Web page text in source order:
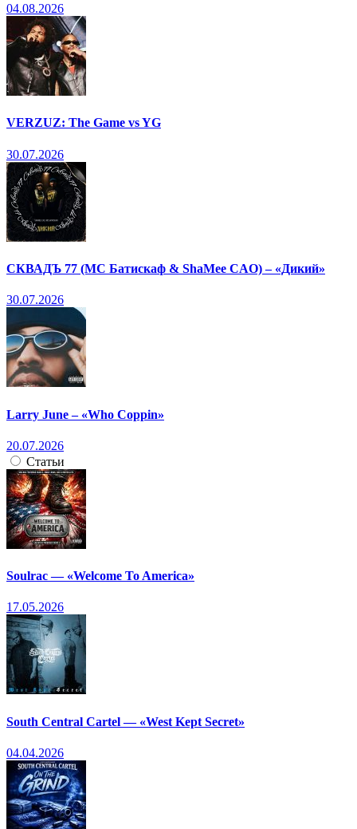
04.08.2026
VERZUZ: The Game vs YG
30.07.2026
СКВАДЪ 77 (МС Батискаф & ShaMee CAO) – «Дикий»
30.07.2026
Larry June – «Who Coppin»
20.07.2026
Статьи
Soulrac — «Welcome To America»
17.05.2026
South Central Cartel — «West Kept Secret»
04.04.2026